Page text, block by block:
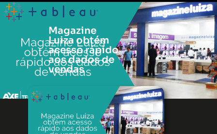
Magazine
Luiza obtém
acesso rápido
aos dados de
vendas